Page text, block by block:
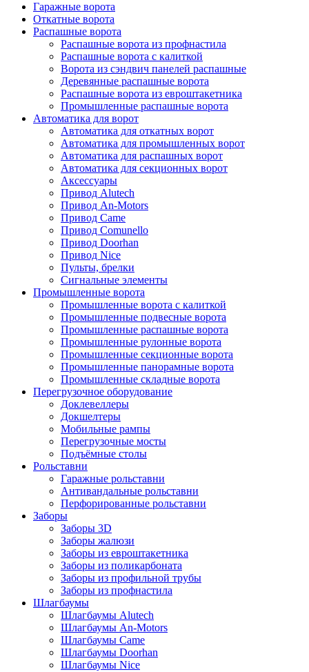
Гаражные ворота
Откатные ворота
Распашные ворота
Распашные ворота из профнастила
Распашные ворота с калиткой
Ворота из сэндвич панелей распашные
Деревянные распашные ворота
Распашные ворота из евроштакетника
Промышленные распашные ворота
Автоматика для ворот
Автоматика для откатных ворот
Автоматика для промышленных ворот
Автоматика для распашных ворот
Автоматика для секционных ворот
Аксессуары
Привод Alutech
Привод An-Motors
Привод Came
Привод Comunello
Привод Doorhan
Привод Nice
Пульты, брелки
Сигнальные элементы
Промышленные ворота
Промышленные ворота с калиткой
Промышленные подвесные ворота
Промышленные распашные ворота
Промышленные рулонные ворота
Промышленные секционные ворота
Промышленные панорамные ворота
Промышленные складные ворота
Перегрузочное оборудование
Доклевеллеры
Докшелтеры
Мобильные рампы
Перегрузочные мосты
Подъёмные столы
Рольставни
Гаражные рольставни
Антивандальные рольставни
Перфорированные рольставни
Заборы
Заборы 3D
Заборы жалюзи
Заборы из евроштакетника
Заборы из поликарбоната
Заборы из профильной трубы
Заборы из профнастила
Шлагбаумы
Шлагбаумы Alutech
Шлагбаумы An-Motors
Шлагбаумы Came
Шлагбаумы Doorhan
Шлагбаумы Nice